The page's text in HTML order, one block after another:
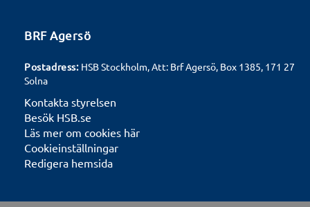
BRF Agersö
Postadress:HSB Stockholm, Att: Brf Agersö, Box 1385, 171 27
Solna
Kontakta styrelsen
Besök HSB.se
Läs mer om cookies här
Cookieinställningar
Redigera hemsida